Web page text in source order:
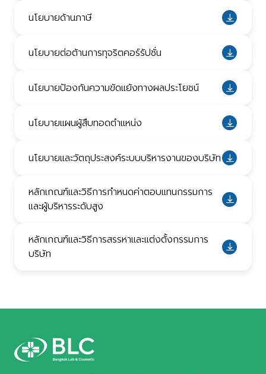
นโยบายด้านภาษี
นโยบายต่อต้านการทุจริตคอร์รัปชั่น
นโยบายป้องกันความขัดแย้งทางผลประโยชน์
นโยบายแผนผู้สืบทอดตำแหน่ง
นโยบายและวัตถุประสงค์ระบบบริหารงานของบริษัท
หลักเกณฑ์และวิธีการกำหนดค่าตอบแทนกรรมการ
และผู้บริหารระดับสูง
หลักเกณฑ์และวิธีการสรรหาและแต่งตั้งกรรมการ
บริษัท